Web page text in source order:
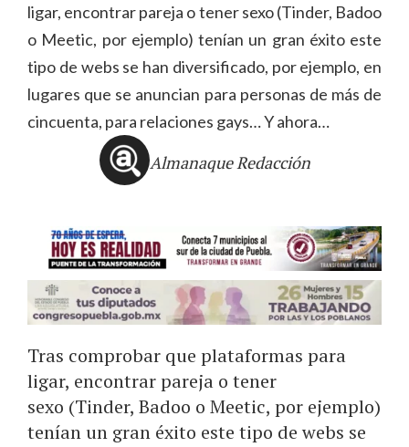
ligar, encontrar pareja o tener sexo (Tinder, Badoo
o Meetic, por ejemplo) tenían un gran éxito este
tipo de webs se han diversificado, por ejemplo, en
lugares que se anuncian para personas de más de
cincuenta, para relaciones gays… Y ahora…
Almanaque Redacción
Tras comprobar que plataformas para
ligar, encontrar pareja o tener
sexo (Tinder, Badoo o Meetic, por ejemplo)
tenían un gran éxito este tipo de webs se